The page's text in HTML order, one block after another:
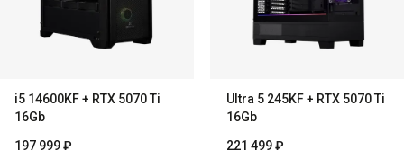
i5 14600KF + RTX 5070 Ti
16Gb
197 999 ₽
Ultra 5 245KF + RTX 5070 Ti
16Gb
221 499 ₽